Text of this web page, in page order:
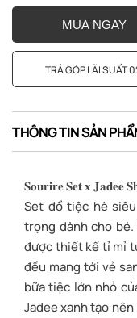
MUA NGAY
TRẢ GÓP LÃI SUẤT
THÔNG TIN SẢN
𝐒𝐨𝐮𝐫𝐢𝐫𝐞 𝐒𝐞𝐭 𝐱 𝐉𝐚𝐝𝐞𝐞
Set đồ tiệc hè
trọng dành cho bé.
được thiết kế tỉ mỉ
đều mang tới vẻ
bữa tiệc lớn nhỏ
Jadee xanh tạo